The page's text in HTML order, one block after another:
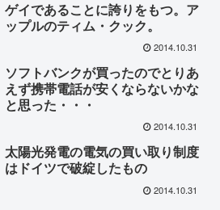
ゲイであることに誇りをもつ。ア
ップルのティム・クック。
2014.10.31
ソフトバンクが買ったのでとりあ
えず携帯電話が安くならないかな
と思った・・・
2014.10.31
太陽光発電の電気の買い取り制度
はドイツで破綻したもの
2014.10.31